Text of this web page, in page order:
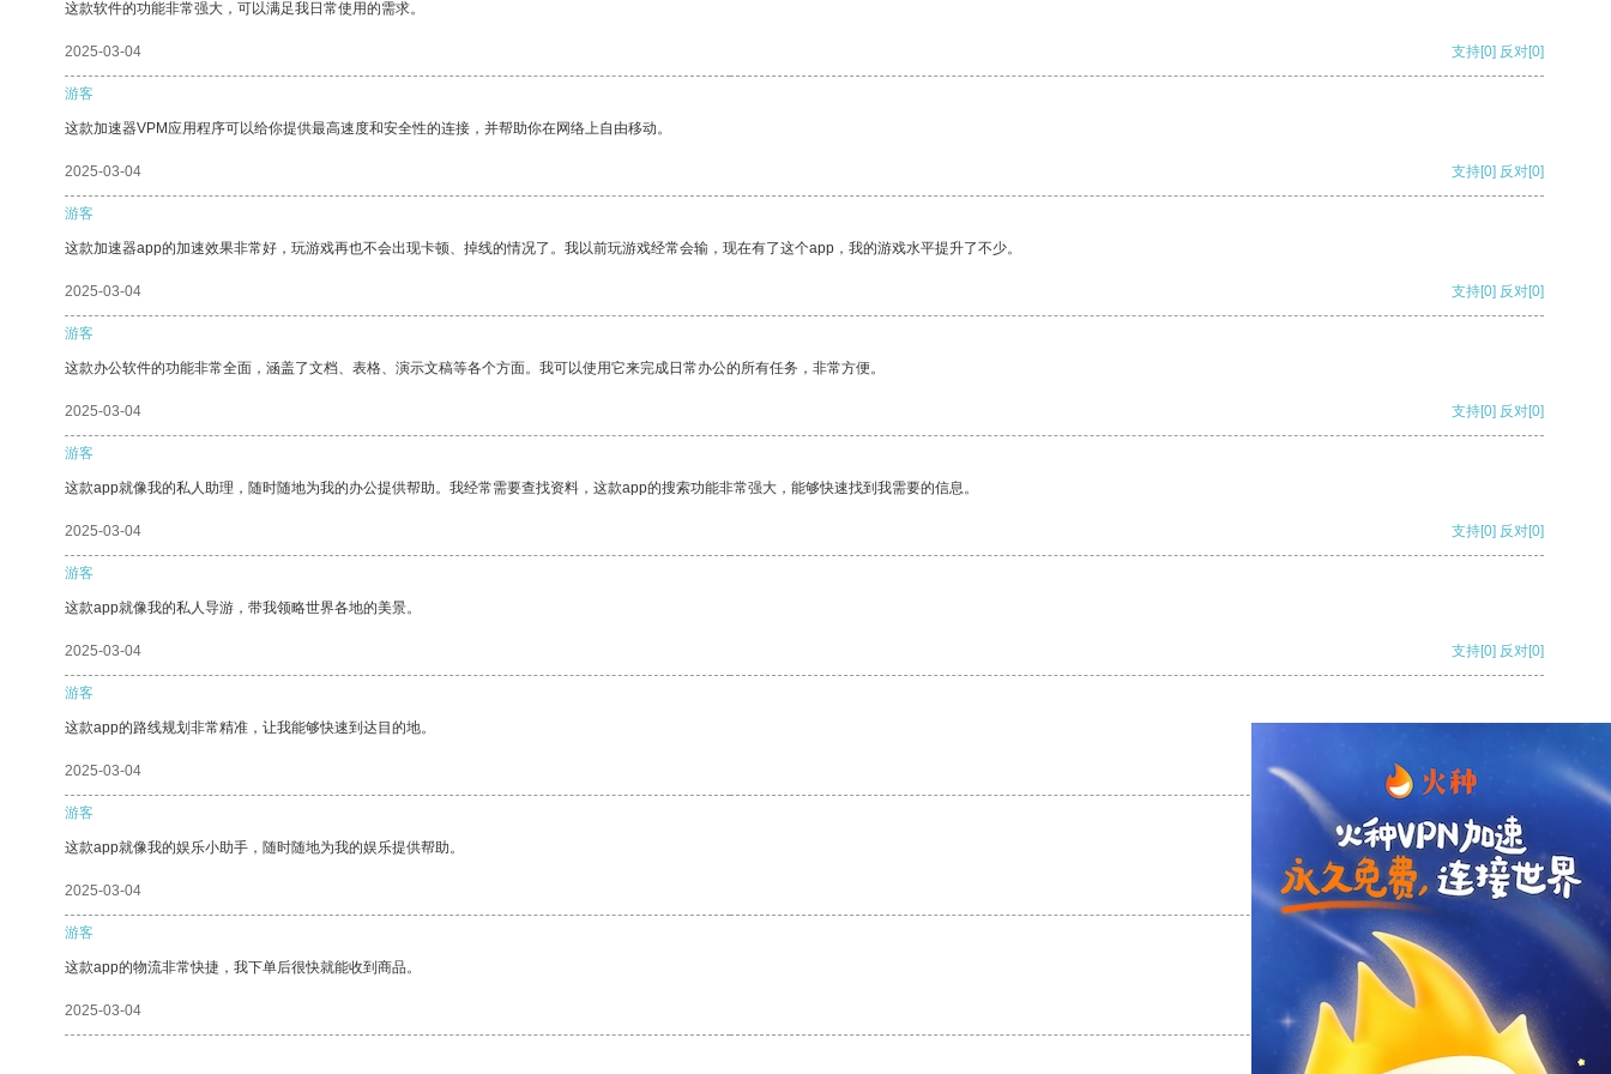
这款软件的功能非常强大，可以满足我日常使用的需求。
2025-03-04 支持[0] 反对[0]
游客
这款加速器VPM应用程序可以给你提供最高速度和安全性的连接，并帮助你在网络上自由移动。
2025-03-04 支持[0] 反对[0]
游客
这款加速器app的加速效果非常好，玩游戏再也不会出现卡顿、掉线的情况了。我以前玩游戏经常会输，现在有了这个app，我的游戏水平提升了不少。
2025-03-04 支持[0] 反对[0]
游客
这款办公软件的功能非常全面，涵盖了文档、表格、演示文稿等各个方面。我可以使用它来完成日常办公的所有任务，非常方便。
2025-03-04 支持[0] 反对[0]
游客
这款app就像我的私人助理，随时随地为我的办公提供帮助。我经常需要查找资料，这款app的搜索功能非常强大，能够快速找到我需要的信息。
2025-03-04 支持[0] 反对[0]
游客
这款app就像我的私人导游，带我领略世界各地的美景。
2025-03-04 支持[0] 反对[0]
游客
这款app的路线规划非常精准，让我能够快速到达目的地。
2025-03-04 支持
游客
这款app就像我的娱乐小助手，随时随地为我的娱乐提供帮助。
2025-03-04 支持[0] 反对[0]
游客
这款app的物流非常快捷，我下单后很快就能收到商品。
2025-03-04 支持[0] 反对[0]